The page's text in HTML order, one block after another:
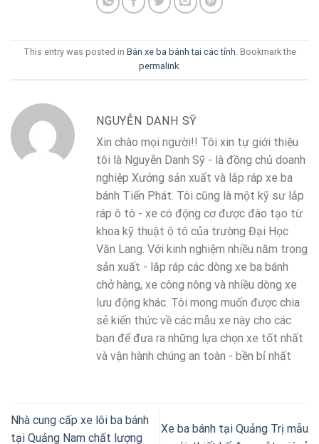
This entry was posted in Bán xe ba bánh tại các tỉnh. Bookmark the
permalink.
NGUYỄN DANH SỸ
Xin chào mọi người!! Tôi xin tự giới thiệu
tôi là Nguyễn Danh Sỹ - là đồng chủ doanh
nghiệp Xưởng sản xuất và lắp ráp xe ba
bánh Tiến Phát. Tôi cũng là một kỹ sư lắp
ráp ô tô - xe có động cơ được đào tạo từ
khoa kỹ thuật ô tô của trường Đại Học
Văn Lang. Với kinh nghiệm nhiều năm trong
sản xuất - lắp ráp các dòng xe ba bánh
chở hàng, xe công nông và nhiều dòng xe
lưu động khác. Tôi mong muốn được chia
sẻ kiến thức về các mẫu xe này cho các
bạn để đưa ra những lựa chọn xe tốt nhất
và vận hành chúng an toàn - bền bỉ nhất
Nhà cung cấp xe lôi ba bánh
tại Quảng Nam chất lượng
Xe ba bánh tại Quảng Trị mẫu